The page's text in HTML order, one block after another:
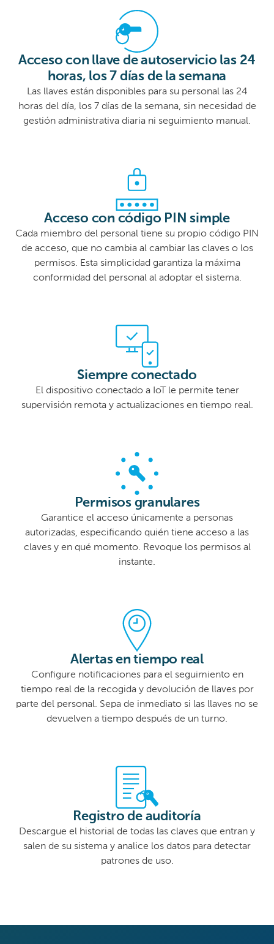
Acceso con llave de autoservicio las 24
horas, los 7 días de la semana
Las llaves están disponibles para su personal las 24
horas del día, los 7 días de la semana, sin necesidad de
gestión administrativa diaria ni seguimiento manual.
Acceso con código PIN simple
Cada miembro del personal tiene su propio código PIN
de acceso, que no cambia al cambiar las claves o los
permisos. Esta simplicidad garantiza la máxima
conformidad del personal al adoptar el sistema.
Siempre conectado
El dispositivo conectado a IoT le permite tener
supervisión remota y actualizaciones en tiempo real.
Permisos granulares
Garantice el acceso únicamente a personas
autorizadas, especificando quién tiene acceso a las
claves y en qué momento. Revoque los permisos al
instante.
Alertas en tiempo real
Configure notificaciones para el seguimiento en
tiempo real de la recogida y devolución de llaves por
parte del personal. Sepa de inmediato si las llaves no se
devuelven a tiempo después de un turno.
Registro de auditoría
Descargue el historial de todas las claves que entran y
salen de su sistema y analice los datos para detectar
patrones de uso.